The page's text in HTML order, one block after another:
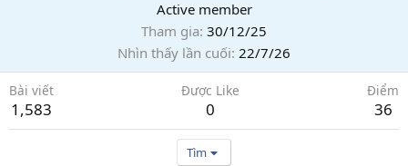
Active member
Tham gia 30/12/25
Nhìn thấy lần cuối 22/7/26
Bài viết
1,583
Được Like
0
Điểm
36
Tìm